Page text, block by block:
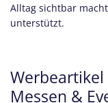
Alltag sichtbar
unterstützt.
Messen &